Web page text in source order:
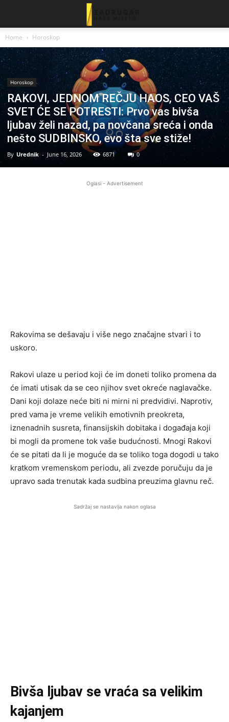
Home Horoskop
Horoskop
RAKOVI, JEDNOM REČJU HAOS, CEO VAŠ
SVET ĆE SE POTRESTI: Prvo vas bivša
ljubav želi nazad, pa novčana sreća i onda
nešto SUDBINSKO, evo šta sve stiže!
By Urednik - June 16, 2026 6871 0
Oglasi - Advertisement
Rakovima se dešavaju i više nego značajne stvari i to
uskoro.
Rakovi ulaze u period koji će im doneti toliko promena da
će imati utisak da se ceo njihov svet okreće naglavačke.
Dani koji dolaze neće biti ni mirni ni predvidivi. Naprotiv,
pred vama je vreme velikih emotivnih preokreta,
iznenadnih susreta, finansijskih dobitaka i događaja koji
bi mogli da promene tok vaše budućnosti. Mnogi Rakovi
će se pitati da li je moguće da se toliko toga dogodi u tako
kratkom vremenskom periodu, ali zvezde poručuju da je
upravo sada trenutak kada sudbina preuzima glavnu reč.
Sadržaj se nastavlja nakon oglasa
Bivša ljubav se vraća sa velikim
kajanjem